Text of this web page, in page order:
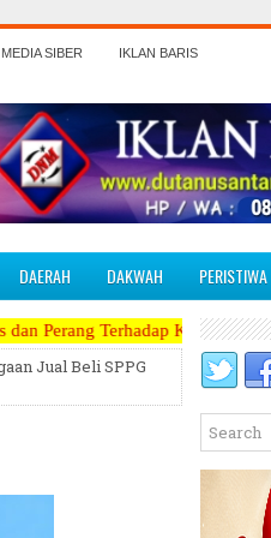
MEDIA SIBER IKLAN BARIS
DAERAH DAKWAH PERISTIWA
Koruptor, Narkoba, Teroris
Jual Beli SPPG